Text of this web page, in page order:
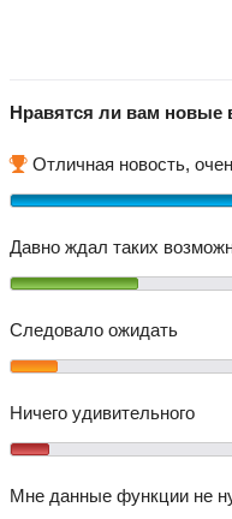
Нравятся ли вам новые
Отличная новость,
Давно ждал таких
Следовало ожидать
Ничего удивительного
Мне данные функции не